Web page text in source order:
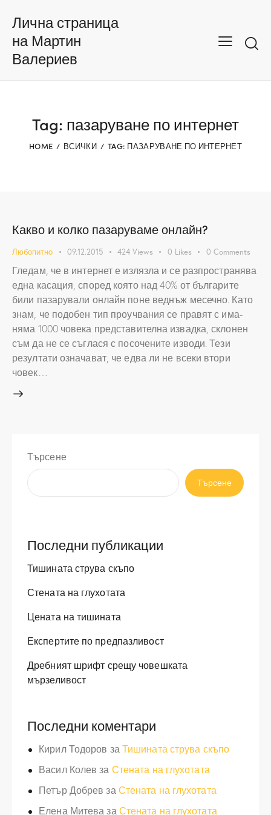
Лична страница
на Мартин
Валериев
Tag: пазаруване по интернет
HOME ВСИЧКИ TAG: ПАЗАРУВАНЕ ПО ИНТЕРНЕТ
Какво и колко пазаруваме онлайн?
Любопитно 09.12.2015 424 Views 0 Likes 0 Comments
Гледам, че в интернет е излязла и се разпространява
една касация, според която над 40% от българите
били пазарували онлайн поне веднъж месечно. Като
знам, че подобен тип проучвания се правят с има-
няма 1000 човека представителна извадка, склонен
съм да не се съглася с посочените изводи. Тези
резултати означават, че едва ли не всеки втори
човек…
Търсене
Търсене
Последни публикации
Тишината струва скъпо
Стената на глухотата
Цената на тишината
Експертите по предпазливост
Дребният шрифт срещу човешката
мързеливост
Последни коментари
Кирил Тодоров заТишината струва скъпо
Васил Колев за Стената на глухотата
Петър Добрев заСтената на глухотата
Елена МитевазаСтената на глухотата